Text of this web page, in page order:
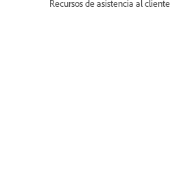
Recursos de asistencia al cliente